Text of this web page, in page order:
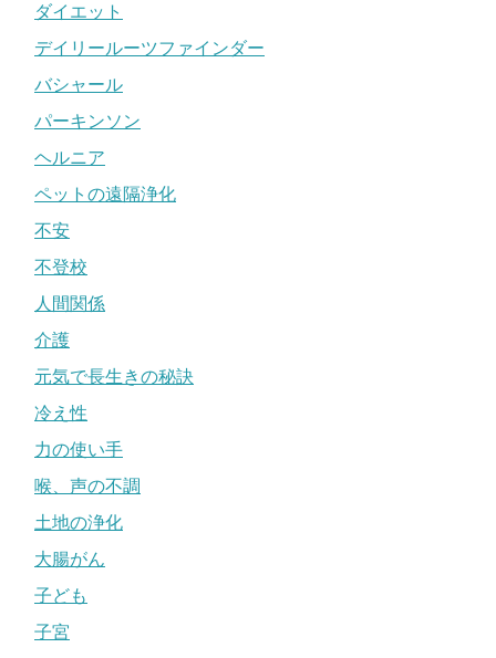
ダイエット
デイリールーツファインダー
バシャール
パーキンソン
ヘルニア
ペットの遠隔浄化
不安
不登校
人間関係
介護
元気で長生きの秘訣
冷え性
力の使い手
喉、声の不調
土地の浄化
大腸がん
子ども
子宮